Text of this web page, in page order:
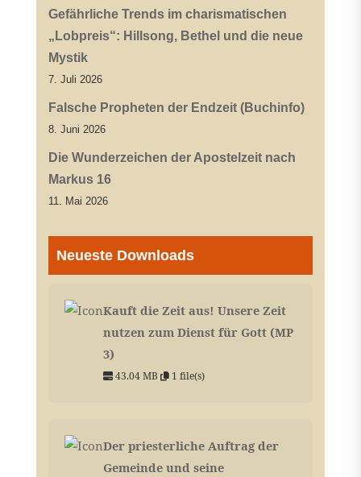
Gefährliche Trends im charismatischen
„Lobpreis“: Hillsong, Bethel und die neue
Mystik
7. Juli 2026
Falsche Propheten der Endzeit (Buchinfo)
8. Juni 2026
Die Wunderzeichen der Apostelzeit nach
Markus 16
11. Mai 2026
Neueste Downloads
Kauft die Zeit aus! Unsere Zeit
nutzen zum Dienst für Gott (MP
3)
43.04 MB 1 file(s)
Der priesterliche Auftrag der
Gemeinde und seine